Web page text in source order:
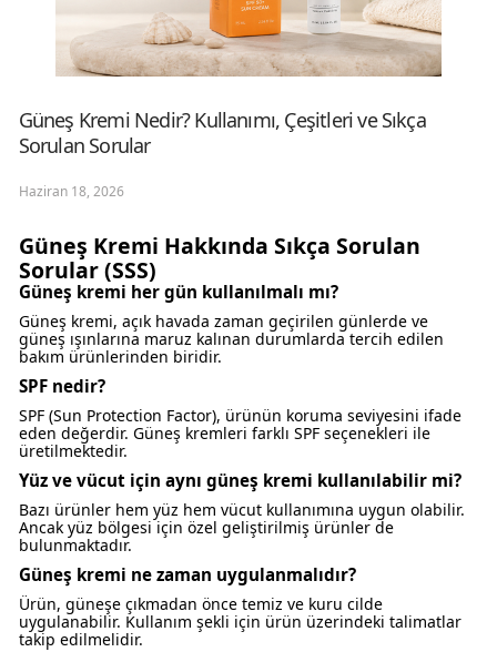
Güneş Kremi Nedir? Kullanımı, Çeşitleri ve Sıkça
Sorulan Sorular
Haziran 18, 2026
Güneş Kremi Hakkında Sıkça Sorulan
Sorular (SSS)
Güneş kremi her gün kullanılmalı mı?
Güneş kremi, açık havada zaman geçirilen günlerde ve
güneş ışınlarına maruz kalınan durumlarda tercih edilen
bakım ürünlerinden biridir.
SPF nedir?
SPF (Sun Protection Factor), ürünün koruma seviyesini ifade
eden değerdir. Güneş kremleri farklı SPF seçenekleri ile
üretilmektedir.
Yüz ve vücut için aynı güneş kremi kullanılabilir mi?
Bazı ürünler hem yüz hem vücut kullanımına uygun olabilir.
Ancak yüz bölgesi için özel geliştirilmiş ürünler de
bulunmaktadır.
Güneş kremi ne zaman uygulanmalıdır?
Ürün, güneşe çıkmadan önce temiz ve kuru cilde
uygulanabilir. Kullanım şekli için ürün üzerindeki talimatlar
takip edilmelidir.